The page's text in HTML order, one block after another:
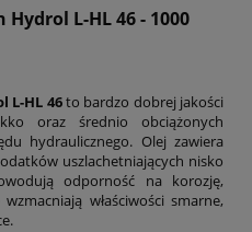
L-HL 46 - 1000
L-HL 46to bardzo dobrej jakości
oraz średnio obciążonych
hydraulicznego. Olej zawiera
uszlachetniających nisko
odporność na korozję,
właściwości smarne,